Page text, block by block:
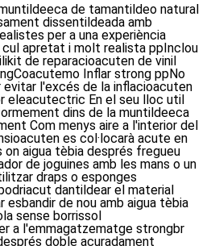
de tamantildeo natural
dissentildeada amb
per a una experiència
apretat i molt realista ppInclou
de reparacioacuten de vinil
Inflar strong ppNo
l'excés de la inflacioacuten
eleacutectric En el seu lloc util
dins de la muntildeeca
Com menys aire a l'interior del
es col·locarà acute en
aigua tèbia després fregueu
de joguines amb les mans o un
draps o esponges
dantildear el material
de nou amb aigua tèbia
sense borrissol
a l'emmagatzematge strongbr
doble acuradament